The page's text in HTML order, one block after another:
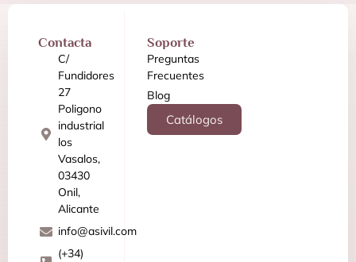
Contacta
C/
Fundidores
27
Poligono
industrial
los
Vasalos,
03430
Onil,
Alicante
info@asivil.com
(+34)
Soporte
Preguntas
Frecuentes
Blog
Catálogos